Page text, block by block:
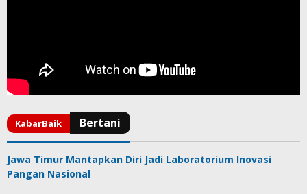
Jawa Timur Mantapkan Diri Jadi Laboratorium Inovasi
Pangan Nasional